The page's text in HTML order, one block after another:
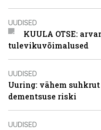
UUDISED
KUULA OTSE:
tulevikuvõimalused
UUDISED
Uuring: vähem
dementsuse riski
UUDISED